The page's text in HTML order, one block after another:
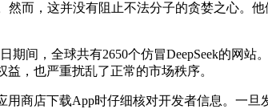
，这并没有阻止不法分子的贪婪之心。他
间，全球共有2650个仿冒DeepSeek的网站
，也严重扰乱了正常的市场秩序。
店下载App时仔细核对开发者信息。一旦